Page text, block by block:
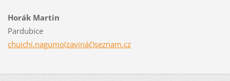
Horák Martin
Pardubice
chuichi.nagumo(zavináč)seznam.cz